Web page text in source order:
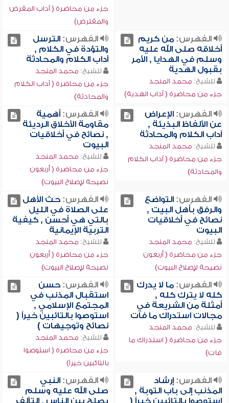
جزء من محاضرة ( آداب المقرض
والمقترض)
الفهرس:من كريم
أخلاقه صلى الله عليه
وسلم في الهدايا , الأمر
بقبول الهدية
للشيخ: محمد المنجد
جزء من محاضرة ( آداب الهدية)
الفهرس:الترسل
والتؤدة في الكلام ,
آداب الكلام والمحادثة
للشيخ: محمد المنجد
جزء من محاضرة ( آداب الكلام
والمحادثة)
الفهرس:الإعراض
عن الألفاظ البذيئة ,
آداب الكلام والمحادثة
للشيخ: محمد المنجد
جزء من محاضرة ( آداب الكلام
والمحادثة)
الفهرس:أهمية
مقاومة الأخلاق الرديئة
, نصائح في أخلاقيات
البيوت
للشيخ: محمد المنجد
جزء من محاضرة ( أربعون
نصيحة لإصلاح البيوت)
الفهرس:التواضع
والرفق بأهل البيت ,
نصائح في أخلاقيات
البيوت
للشيخ: محمد المنجد
جزء من محاضرة ( أربعون
نصيحة لإصلاح البيوت)
الفهرس:حث الأهل
على الصلاة في الليل
بالتي هي أحسن , كيفية
التربية الإيمانية
للشيخ: محمد المنجد
جزء من محاضرة ( أربعون
نصيحة لإصلاح البيوت)
الفهرس:ما لا يدرك
كله لا يترك كله ,
أمثلة من الشريعة في
مجالات استدراك ما فات
للشيخ: محمد المنجد
جزء من محاضرة ( استدراك ما
فات)
الفهرس:حسن
استقبال المذنب في
المجتمع الإسلامي ,
استوصوا بالتائبين خيراً (
نصائح وتوجيهات )
للشيخ: محمد المنجد
جزء من محاضرة ( استوصوا
بالتائبين خيراً)
الفهرس:إرشاد
المذنب إلى باب التوبة ,
استوصوا بالتائبين خيراً (
الفهرس:النبي
صلى الله عليه وسلم
يصلح بين الناس , التآلف